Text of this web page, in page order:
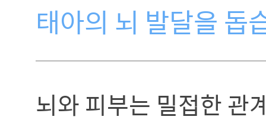
태아의 뇌 발달을 돕
뇌와 피부는 밀접한 관